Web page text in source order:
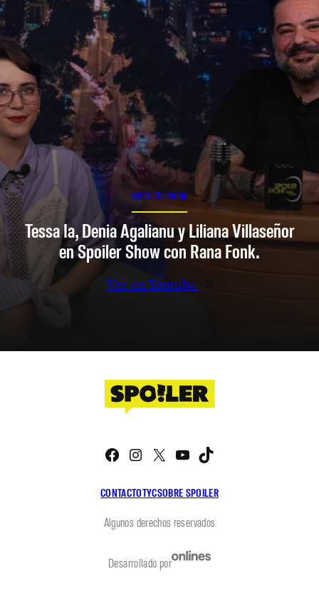
SPOILER SHOW
Tessa Ia, Denia Agalianu y Liliana Villaseñor
en Spoiler Show con Rana Fonk.
Ver en Youtube
CONTACTOTYCSOBRE SPOILER
Facebook
Instagram
X YouTube
Algunos derechos reservados
Desarrollado por